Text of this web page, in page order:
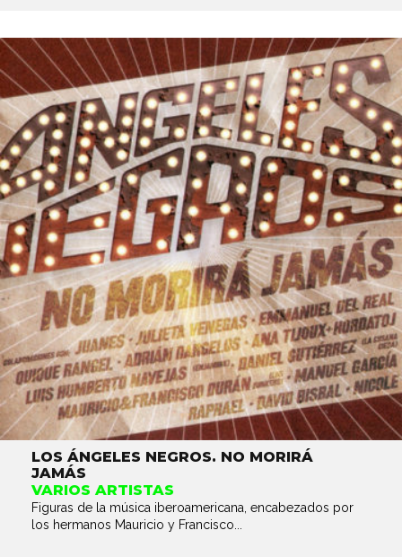
LOS ÁNGELES NEGROS. NO MORIRÁ
JAMÁS
VARIOS ARTISTAS
Figuras de la música iberoamericana, encabezados por
los hermanos Mauricio y Francisco...